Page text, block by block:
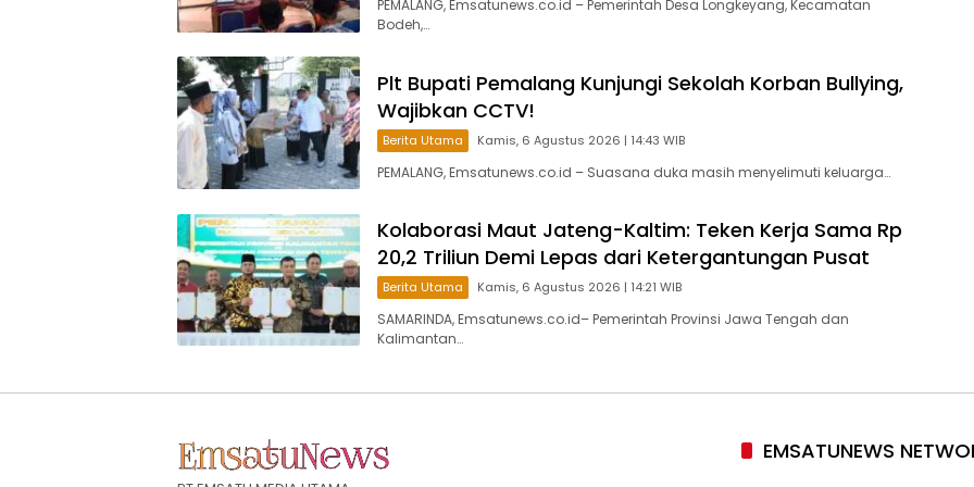
PEMALANG, Emsatunews.co.id – Pemerintah Desa Longkeyang, Kecamatan
Bodeh,…
Plt Bupati Pemalang Kunjungi Sekolah Korban Bullying,
Wajibkan CCTV!
Berita Utama Kamis, 6 Agustus 2026 | 14:43 WIB
PEMALANG, Emsatunews.co.id – Suasana duka masih menyelimuti keluarga…
Kolaborasi Maut Jateng-Kaltim: Teken Kerja Sama Rp
20,2 Triliun Demi Lepas dari Ketergantungan Pusat
Berita Utama Kamis, 6 Agustus 2026 | 14:21 WIB
SAMARINDA, Emsatunews.co.id– Pemerintah Provinsi Jawa Tengah dan
Kalimantan…
EMSATUNEWS